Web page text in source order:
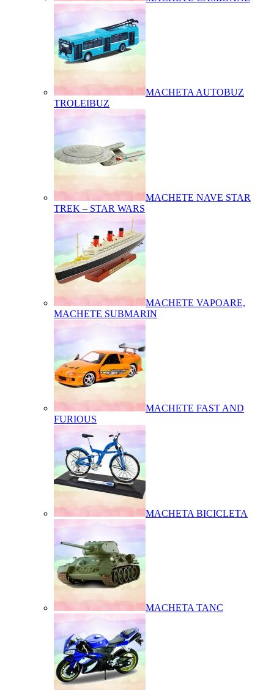
MACHETA AUTOBUZ
TROLEIBUZ
MACHETE NAVE STAR
TREK – STAR WARS
MACHETE VAPOARE,
MACHETE SUBMARIN
MACHETE FAST AND
FURIOUS
MACHETA BICICLETA
MACHETA TANC